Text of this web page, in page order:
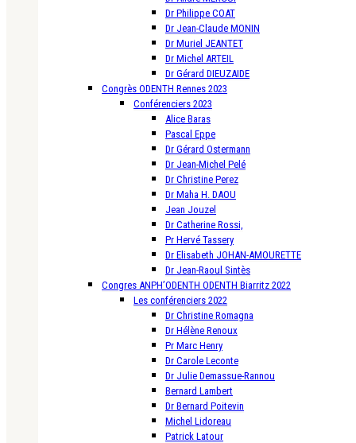
Dr Philippe COAT
Dr Jean-Claude MONIN
Dr Muriel JEANTET
Dr Michel ARTEIL
Dr Gérard DIEUZAIDE
Congrès ODENTH Rennes 2023
Conférenciers 2023
Alice Baras
Pascal Eppe
Dr Gérard Ostermann
Dr Jean-Michel Pelé
Dr Christine Perez
Dr Maha H. DAOU
Jean Jouzel
Dr Catherine Rossi,
Pr Hervé Tassery
Dr Elisabeth JOHAN-AMOURETTE
Dr Jean-Raoul Sintès
Congres ANPH’ODENTH ODENTH Biarritz 2022
Les conférenciers 2022
Dr Christine Romagna
Dr Hélène Renoux
Pr Marc Henry
Dr Carole Leconte
Dr Julie Demassue-Rannou
Bernard Lambert
Dr Bernard Poitevin
Michel Lidoreau
Patrick Latour